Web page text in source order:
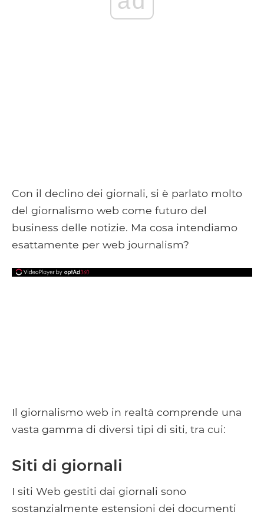
Con il declino dei giornali, si è parlato molto
del giornalismo web come futuro del
business delle notizie. Ma cosa intendiamo
esattamente per web journalism?
Il giornalismo web in realtà comprende una
vasta gamma di diversi tipi di siti, tra cui:
Siti di giornali
I siti Web gestiti dai giornali sono
sostanzialmente estensioni dei documenti